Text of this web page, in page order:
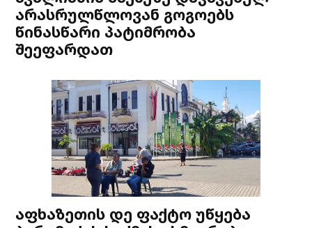
არასრულწლოვან გოგოებს
წინასწარი პატიმრობა
შეეფარდათ
აფხაზეთის დე ფაქტო უწყება